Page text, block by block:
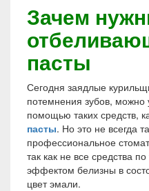
Зачем
пасты
Сегодня заядлые
потемнения зубов, можно
помощью таких средств,
пасты. Но это не всегда
профессиональное
так как не все средства
эффектом белизны в
цвет эмали.